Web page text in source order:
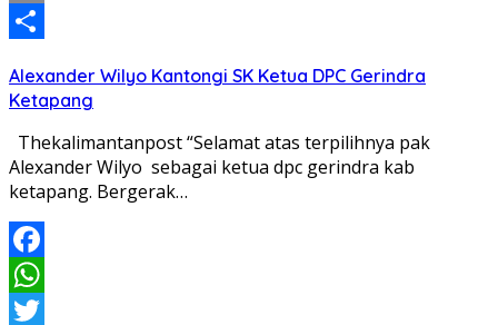
Email
Alexander Wilyo Kantongi SK Ketua DPC Gerindra
Ketapang
Thekalimantanpost “Selamat atas terpilihnya pak
Alexander Wilyo sebagai ketua dpc gerindra kab
ketapang. Bergerak…
Facebook
WhatsApp